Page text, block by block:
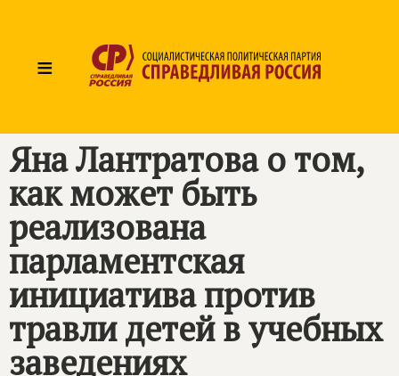
≡
Яна Лантратова о том,
как может быть
реализована
парламентская
инициатива против
травли детей в учебных
заведениях